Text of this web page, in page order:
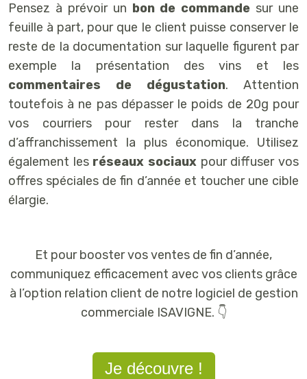
Pensez à prévoir un bon de commande sur une
feuille à part, pour que le client puisse conserver le
reste de la documentation sur laquelle figurent par
exemple la présentation des vins et les
commentaires de dégustation. Attention
toutefois à ne pas dépasser le poids de 20g pour
vos courriers pour rester dans la tranche
d’affranchissement la plus économique. Utilisez
également les réseaux sociaux pour diffuser vos
offres spéciales de fin d’année et toucher une cible
élargie.
Et pour booster vos ventes de fin d’année,
communiquez efficacement avec vos clients grâce
à l’option relation client de notre logiciel de gestion
commerciale ISAVIGNE. 👇
Je découvre !